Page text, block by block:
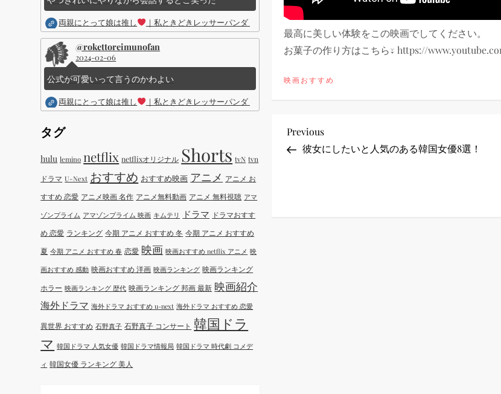
最高に美しい体験をこの映画でしてください。
お菓子の作り方はこちら↓ https://
映画おすすめ
投
Previous
Post
Previous
彼女にしたいと人気のある韓国女優8選！
両親にとって娘は推し ｜私ときどきレッサーパンダ ｜Disney (ディズニープラス）
@rokettoreimunofan
2024-02-06
公式が可愛いって言うのかわよい
両親にとって娘は推し ｜私ときどきレッサーパンダ ｜Disney (ディズニープラス）
タグ
hulu lemino netflix netflixオリジナル Shorts tvN tvn
ドラマ U-Next おすすめ おすすめ映画 アニメ アニメ お
すすめ 恋愛 アニメ映画 名作 アニメ無料動画 アニメ 無料視聴 アマ
ゾンプライム アマゾンプライム 映画 キムテリ ドラマ ドラマおすす
め 恋愛 ランキング 今期 アニメ おすすめ 冬 今期 アニメ おすすめ
夏 今期 アニメ おすすめ 春 恋愛 映画 映画おすすめ netflix アニメ 映
画おすすめ 感動 映画おすすめ 洋画 映画ランキング 映画ランキング
ホラー 映画ランキング 歴代 映画ランキング 邦画 最新 映画紹介
海外ドラマ 海外ドラマ おすすめ u-next 海外ドラマ おすすめ 恋愛
異世界 おすすめ 石野真子 石野真子 コンサート 韓国ドラ
マ 韓国ドラマ 人気女優 韓国ドラマ情報局 韓国ドラマ 時代劇 コメデ
ィ 韓国女優 ランキング 美人